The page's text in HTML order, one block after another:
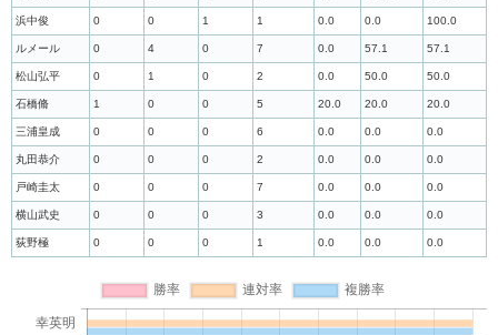
浜中俊 0 0 1 1 0.0 0.0 100.0
ルメール 0 4 0 7 0.0 57.1 57.1
松山弘平 0 1 0 2 0.0 50.0 50.0
石橋脩 1 0 0 5 20.0 20.0 20.0
三浦皇成 0 0 0 6 0.0 0.0 0.0
丸田恭介 0 0 0 2 0.0 0.0 0.0
戸崎圭太 0 0 0 7 0.0 0.0 0.0
横山武史 0 0 0 3 0.0 0.0 0.0
荻野極 0 0 0 1 0.0 0.0 0.0